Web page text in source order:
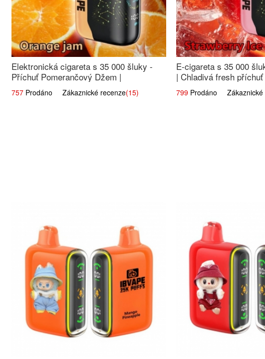
Elektronická cigareta s 35 000 šluky -
Příchuť Pomerančový Džem |
Dlouhotrvající zážitek
757 Prodáno Zákaznické recenze(15)
E-cigareta s 35 000
| Chladivá fresh příchuť
799Prodáno Zákaznické